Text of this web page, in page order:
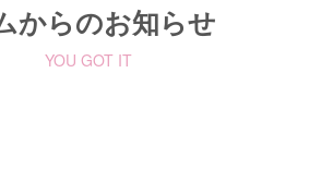
からのお知らせ
YOU GOT IT